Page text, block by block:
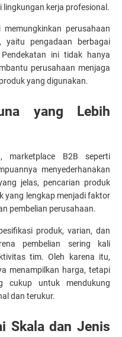
lingkungan kerja profesional.
perusahaan
yaitu pengadaan berbagai
ini tidak hanya
perusahaan menjaga
yang digunakan.
yang Lebih
marketplace B2B seperti
menyederhanakan
jelas, pencarian produk
yang lengkap menjadi faktor
pembelian perusahaan.
produk, varian, dan
pembelian sering kali
tim. Oleh karena itu,
menampilkan harga, tetapi
cukup untuk mendukung
dan terukur.
Skala dan Jenis